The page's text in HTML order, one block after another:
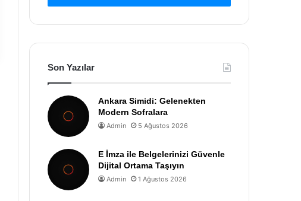
Son Yazılar
Ankara Simidi: Gelenekten
Modern Sofralara
Admin 5 Ağustos 2026
E İmza ile Belgelerinizi Güvenle
Dijital Ortama Taşıyın
Admin 1 Ağustos 2026